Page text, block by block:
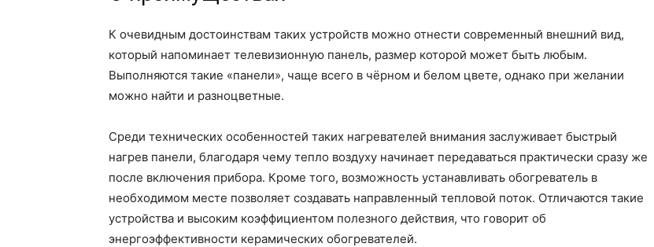
К очевидным достоинствам таких устройств можно отнести современный внешний вид,
который напоминает телевизионную панель, размер которой может быть любым.
Выполняются такие «панели», чаще всего в чёрном и белом цвете, однако при желании
можно найти и разноцветные.
Среди технических особенностей таких нагревателей внимания заслуживает быстрый
нагрев панели, благодаря чему тепло воздуху начинает передаваться практически сразу же
после включения прибора. Кроме того, возможность устанавливать обогреватель в
необходимом месте позволяет создавать направленный тепловой поток. Отличаются такие
устройства и высоким коэффициентом полезного действия, что говорит об
энергоэффективности керамических обогревателей.